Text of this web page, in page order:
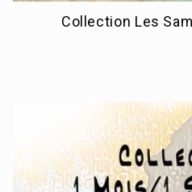
Collection Les